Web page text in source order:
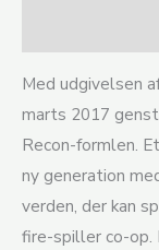
Med udgivelsen
marts 2017
Recon-formlen.
ny generation
verden, der kan
fire-spiller co-op.